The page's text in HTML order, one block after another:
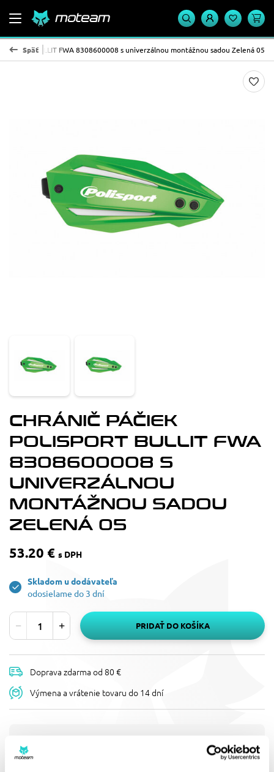
SpäťBULLIT FWA 8308600008 s univerzálnou montážnou sadou Zelená 05
CHRÁNIČ PÁČIEK
POLISPORT BULLIT FWA
8308600008 S
UNIVERZÁLNOU
MONTÁŽNOU SADOU
ZELENÁ 05
53.20 € s DPH
Skladom u dodávateľa
odosielame do 3 dní
PRIDAŤ DO KOŠÍKA
Doprava zdarma od 80 €
Výmena a vrátenie tovaru do 14 dní